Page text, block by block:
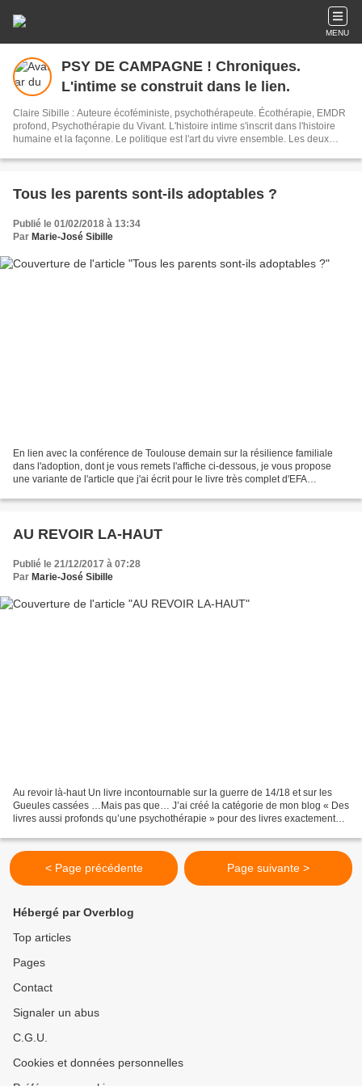
MENU
PSY DE CAMPAGNE ! Chroniques.
L'intime se construit dans le lien.
Claire Sibille : Auteure écoféministe, psychothérapeute. Écothérapie, EMDR
profond, Psychothérapie du Vivant. L'histoire intime s'inscrit dans l'histoire
humaine et la façonne. Le politique est l'art du vivre ensemble. Les deux
du monde. Newsletter : vous recevez mes articles une fois par mois environ.
Tous les parents sont-ils adoptables ?
Publié le 01/02/2018 à 13:34
Par Marie-José Sibille
En lien avec la conférence de Toulouse demain sur la résilience familiale
dans l'adoption, dont je vous remets l'affiche ci-dessous, je vous propose
une variante de l'article que j'ai écrit pour le livre très complet d'EFA
AU REVOIR LA-HAUT
Publié le 21/12/2017 à 07:28
Par Marie-José Sibille
Au revoir là-haut Un livre incontournable sur la guerre de 14/18 et sur les
Gueules cassées …Mais pas que… J’ai créé la catégorie de mon blog « Des
livres aussi profonds qu’une psychothérapie » pour des livres exactement
< Page précédente Page suivante >
Hébergé par Overblog
Top articles
Pages
Contact
Signaler un abus
C.G.U.
Cookies et données personnelles